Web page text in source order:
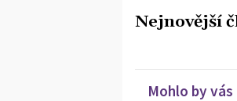
Nejnovější
Mohlo by